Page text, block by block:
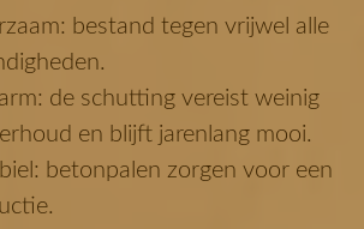
bestand tegen vrijwel alle
de schutting vereist weinig
en blijft jarenlang mooi.
betonpalen zorgen voor een